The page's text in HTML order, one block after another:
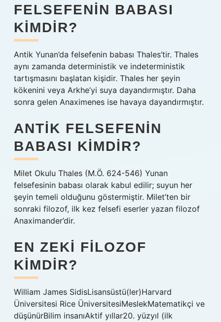
FELSEFENIN BABASI
KIMDIR?
Antik Yunan’da felsefenin babası Thales’tir. Thales
aynı zamanda deterministik ve indeterministik
tartışmasını başlatan kişidir. Thales her şeyin
kökenini veya Arkhe’yi suya dayandırmıştır. Daha
sonra gelen Anaximenes ise havaya dayandırmıştır.
ANTIK FELSEFENIN
BABASI KIMDIR?
Milet Okulu Thales (M.Ö. 624-546) Yunan
felsefesinin babası olarak kabul edilir; suyun her
şeyin temeli olduğunu göstermiştir. Milet’ten bir
sonraki filozof, ilk kez felsefi eserler yazan filozof
Anaximander’dir.
EN ZEKI FILOZOF
KIMDIR?
William James SidisLisansüstü(ler)Harvard
Üniversitesi Rice ÜniversitesiMeslekMatematikçi ve
düşünürBilim insanıAktif yıllar20. yüzyıl (ilk